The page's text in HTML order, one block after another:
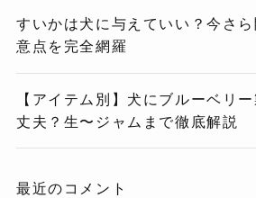
すいかは犬に与えていい？今さ
意点を完全網羅
【アイテム別】犬にブルーベリ
丈夫？生〜ジャムまで徹底解説
最近のコメント